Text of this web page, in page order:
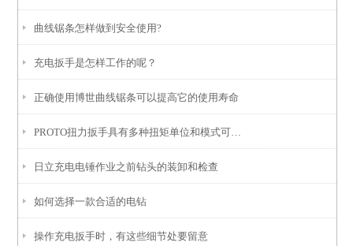
曲线锯条怎样做到安全使用?
充电扳手是怎样工作的呢？
正确使用博世曲线锯条可以提高它的使用寿命
日立充电电锤作业之前钻头的装卸和检查
如何选择一款合适的电钻
操作充电扳手时，有这些细节处要留意